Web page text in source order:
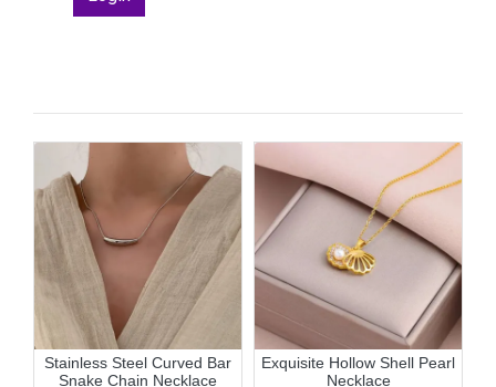
Stainless Steel Curved Bar
Snake Chain Necklace
Exquisite Hollow Shell Pearl
Necklace